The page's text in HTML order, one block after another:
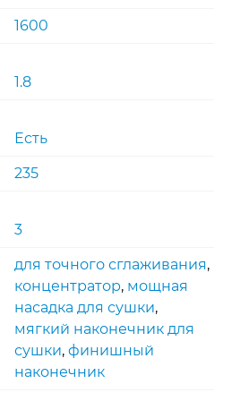
1600
1.8
Есть
235
3
для точного сглаживания,
концентратор, мощная
насадка для сушки,
мягкий наконечник для
сушки, финишный
наконечник